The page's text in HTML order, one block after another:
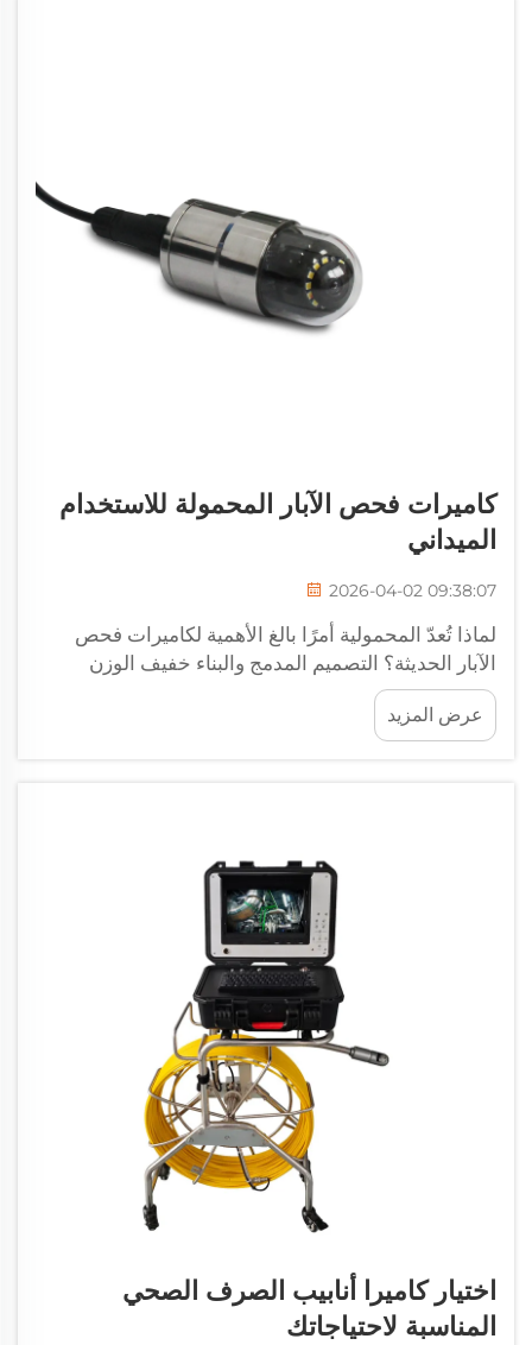
كاميرات فحص الآبار المحمولة للاستخدام
الميداني
2026-04-02 09:38:07
لماذا تُعدّ المحمولية أمرًا بالغ الأهمية لكاميرات فحص
الآبار الحديثة؟ التصميم المدمج والبناء خفيف الوزن
لتمكين النشر السريع في الميدان. وتُركّز كاميرات فحص
الآبار المحمولة على الهندسة المدمجة للعمل في الأماكن
التي يفشل فيها المعدات التقليدية—...
عرض المزيد
اختيار كاميرا أنابيب الصرف الصحي
المناسبة لاحتياجاتك